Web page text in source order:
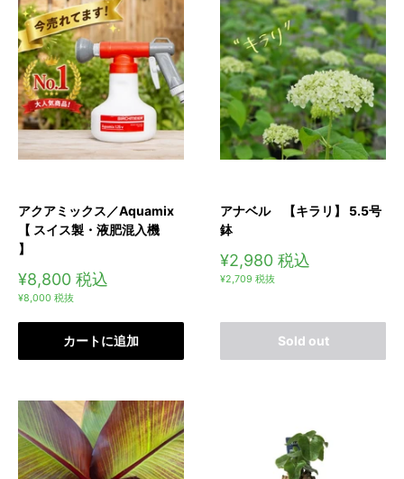
アクアミックス／Aquamix
【 スイス製・液肥混入機
】
販
売
格
¥8,800 税込
¥8,000 税抜
カートに追加
アナベル 【キラリ】 5.5号
鉢
販
売
¥2,980 税込
¥2,709 税抜
Sold out